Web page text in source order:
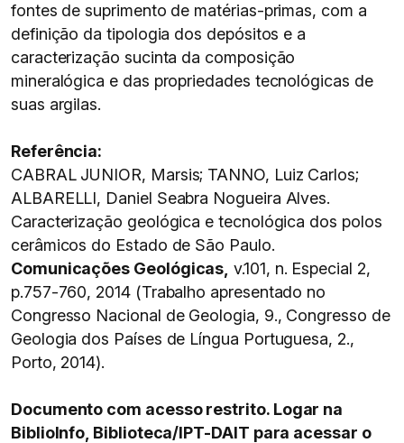
fontes de suprimento de matérias-primas, com a
definição da tipologia dos depósitos e a
caracterização sucinta da composição
mineralógica e das propriedades tecnológicas de
suas argilas.
Referência:
CABRAL JUNIOR, Marsis; TANNO, Luiz Carlos;
ALBARELLI, Daniel Seabra Nogueira Alves.
Caracterização geológica e tecnológica dos polos
cerâmicos do Estado de São Paulo.
Comunicações Geológicas, v.101, n. Especial 2,
p.757-760, 2014 (Trabalho apresentado no
Congresso Nacional de Geologia, 9., Congresso de
Geologia dos Países de Língua Portuguesa, 2.,
Porto, 2014).
Documento com acesso restrito. Logar na
BiblioInfo, Biblioteca/IPT-DAIT para acessar o